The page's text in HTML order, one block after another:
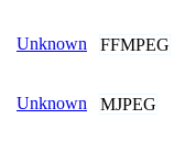
Unknown FFMPEG
Unknown MJPEG